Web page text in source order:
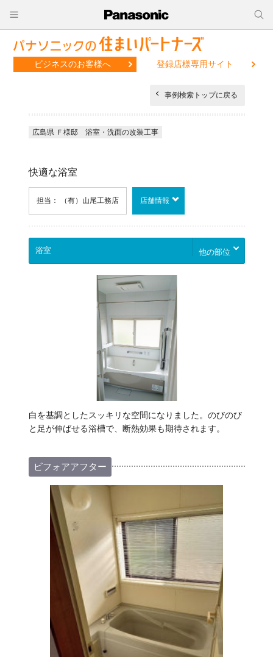
ビジネスのお客様へ 登録店様専用サイト
事例検索トップに戻る
広島県 Ｆ様邸 浴室・洗面の改装工事
快適な浴室
担当： （有）山尾工務店 店舗情報
他の部位
白を基調としたスッキリな空間になりました。のびのび
と足が伸ばせる浴槽で、断熱効果も期待されます。
ビフォアアフター